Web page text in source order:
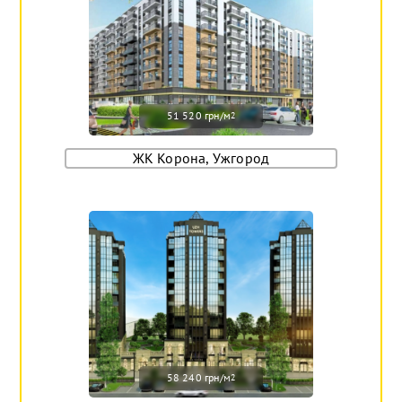
51 520 грн/м2
ЖК Корона, Ужгород
58 240 грн/м2